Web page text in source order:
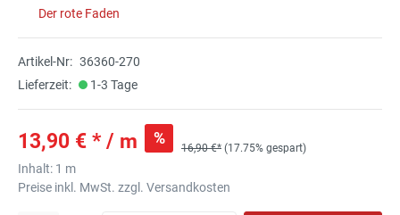
Der rote Faden
Artikel-Nr: 36360-270
Lieferzeit:
1-3 Tage
13,90 € * / m %
16,90 €* (17.75% gespart)
Inhalt: 1 m
Preise inkl. MwSt. zzgl. Versandkosten